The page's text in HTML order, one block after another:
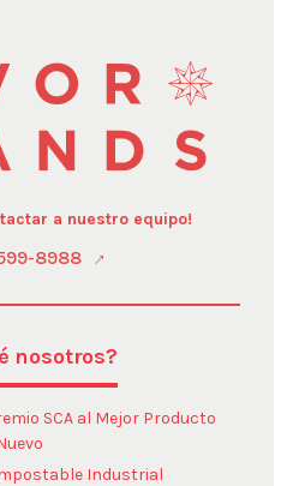
a nuestro equipo!
8988
nosotros?
SCA al Mejor Producto
Industrial